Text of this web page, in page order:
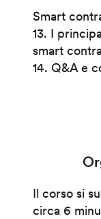
Smart
13. I
smart
14. Q&A e
Il corso si
circa 6